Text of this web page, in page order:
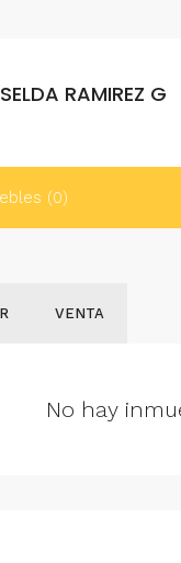
RAMIREZ G
(0)
VENTA
No hay